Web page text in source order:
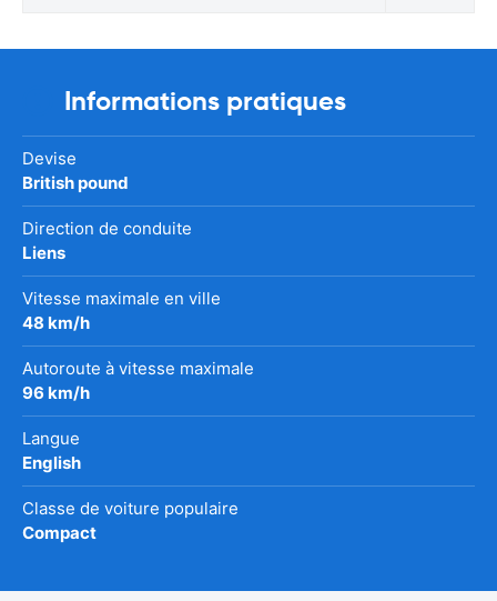
Informations pratiques
Devise
British pound
Direction de conduite
Liens
Vitesse maximale en ville
48 km/h
Autoroute à vitesse maximale
96 km/h
Langue
English
Classe de voiture populaire
Compact